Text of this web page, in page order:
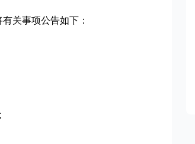
关事项公告如下：